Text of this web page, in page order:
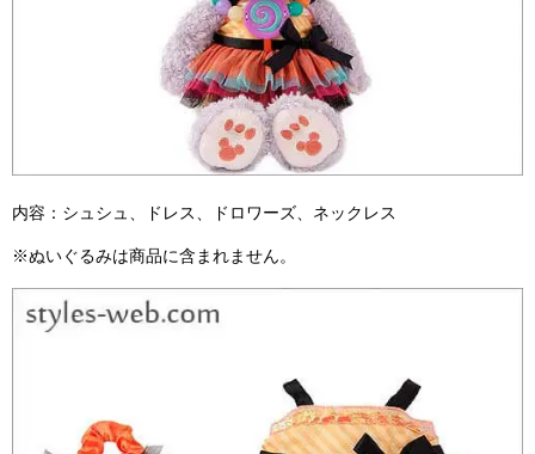
内容：シュシュ、ドレス、ドロワーズ、ネックレス
※ぬいぐるみは商品に含まれません。